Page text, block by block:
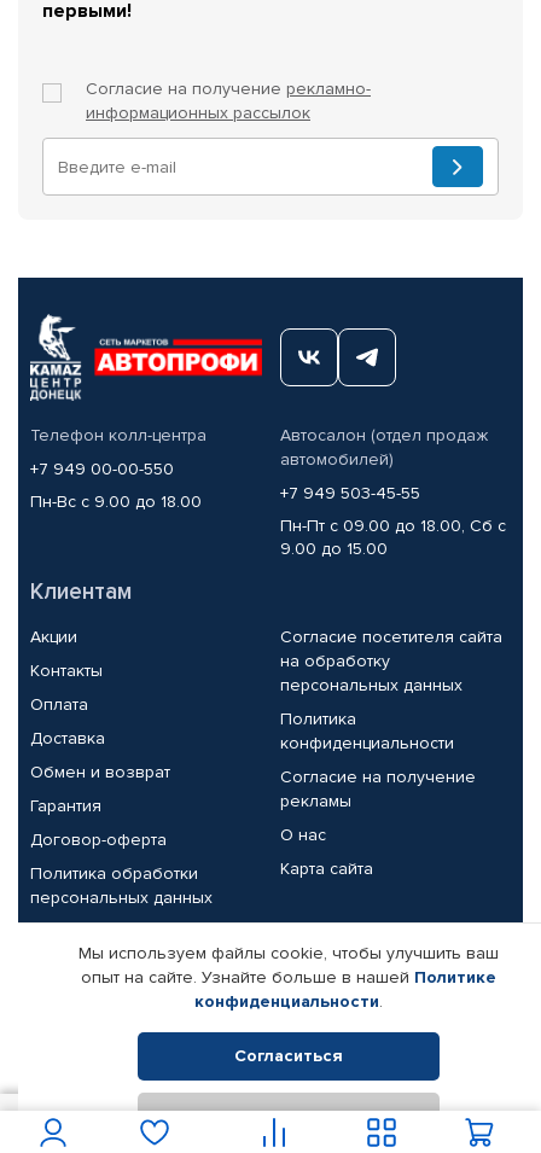
первыми!
Согласие на получение рекламно-
информационных рассылок
Телефон колл-центра
+7 949 00-00-550
Пн-Вс с 9.00 до 18.00
Автосалон (отдел продаж
автомобилей)
+7 949 503-45-55
Пн-Пт с 09.00 до 18.00, Сб с
9.00 до 15.00
Клиентам
Акции
Контакты
Оплата
Доставка
Обмен и возврат
Гарантия
Договор-оферта
Политика обработки
персональных данных
Согласие посетителя сайта
на обработку
персональных данных
Политика
конфиденциальности
Согласие на получение
рекламы
О нас
Карта сайта
Партнерам
Корпоративным клиентам
Поставщикам
Реквизиты компании
© КАМАЗ ЦЕНТР ДОНЕЦК, 2015-2026. Все права защищены.
Интернет-магазин автомобильных товаров Автопрофи.
Мы используем файлы cookie, чтобы улучшить ваш
опыт на сайте. Узнайте больше в нашей Политике
конфиденциальности.
Согласиться
Отклонить
В корзину